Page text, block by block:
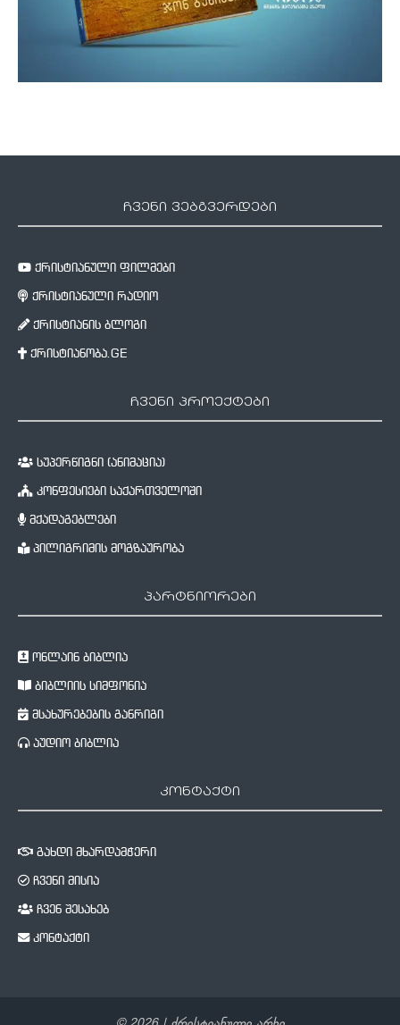
ჩვენი ვებგვერდები
ქრისტიანული ფილმები
ქრისტიანული რადიო
ქრისტიანის ბლოგი
ქრისტიანობა.GE
ჩვენი პროექტები
სუპერწიგნი (ანიმაცია)
კონფესიები საქართველოში
მქადაგებლები
პილიგრიმის მოგზაურობა
პარტნიორები
ონლაინ ბიბლია
ბიბლიის სიმფონია
მსახურებების განრიგი
აუდიო ბიბლია
კონტაქტი
გახდი მხარდამჭერი
ჩვენი მისია
ჩვენ შესახებ
კონტაქტი